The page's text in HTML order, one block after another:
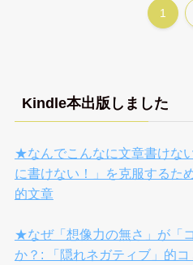
1
Kindle本出版しました
★なんでこんなに文章書けな
に書けない！」を克服するた
的文章
★なぜ「想像力の無さ」が「
か？: 「隠れネガティブ」的